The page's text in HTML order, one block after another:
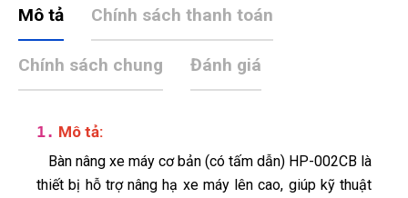
Mô tả Chính sách thanh toán
Chính sách chung Đánh giá
1. Mô tả:
Bàn nâng xe máy cơ bản (có tấm dẫn) HP-002CB là
thiết bị hỗ trợ nâng hạ xe máy lên cao, giúp kỹ thuật